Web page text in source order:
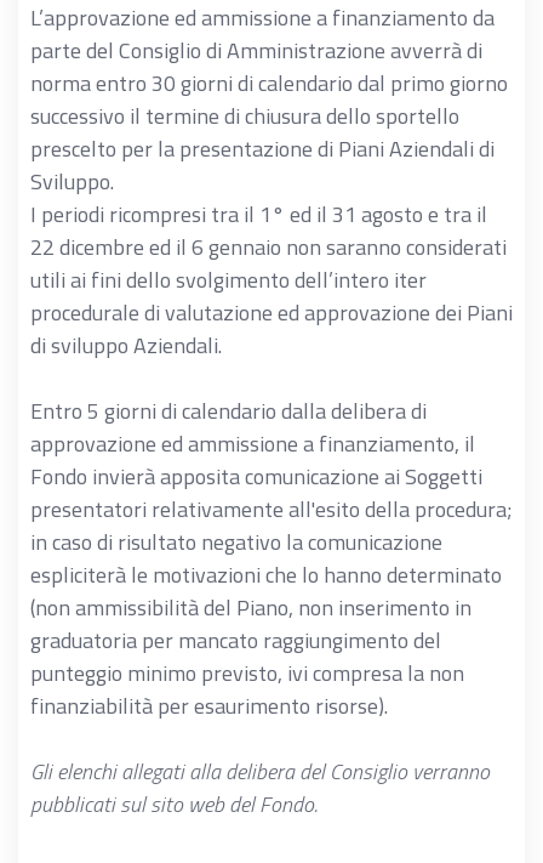
L’approvazione ed ammissione a finanziamento da
parte del Consiglio di Amministrazione avverrà di
norma entro 30 giorni di calendario dal primo giorno
successivo il termine di chiusura dello sportello
prescelto per la presentazione di Piani Aziendali di
Sviluppo.
I periodi ricompresi tra il 1° ed il 31 agosto e tra il
22 dicembre ed il 6 gennaio non saranno considerati
utili ai fini dello svolgimento dell’intero iter
procedurale di valutazione ed approvazione dei Piani
di sviluppo Aziendali.
Entro 5 giorni di calendario dalla delibera di
approvazione ed ammissione a finanziamento, il
Fondo invierà apposita comunicazione ai Soggetti
presentatori relativamente all'esito della procedura;
in caso di risultato negativo la comunicazione
espliciterà le motivazioni che lo hanno determinato
(non ammissibilità del Piano, non inserimento in
graduatoria per mancato raggiungimento del
punteggio minimo previsto, ivi compresa la non
finanziabilità per esaurimento risorse).
Gli elenchi allegati alla delibera del Consiglio verranno
pubblicati sul sito web del Fondo.